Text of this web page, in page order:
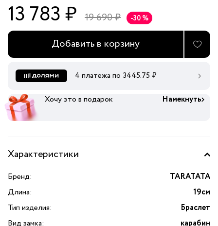
13 783 ₽ 19 690 ₽ -30 %
Добавить в корзину
4 платежа по 3445.75 ₽
Хочу это в подарок Намекнуть
Характеристики
Бренд:
TARATATA
Длина:
19см
Тип изделия:
Браслет
Вид замка:
карабин